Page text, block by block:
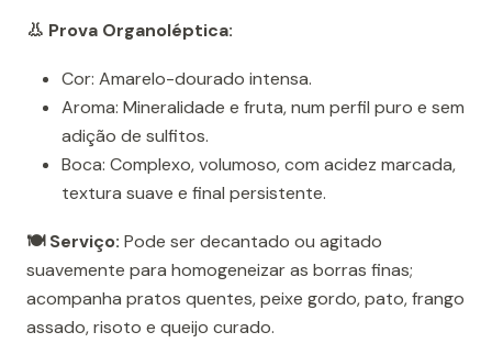
👃 Prova Organoléptica:
Cor: Amarelo-dourado intensa.
Aroma: Mineralidade e fruta, num perfil puro e sem
adição de sulfitos.
Boca: Complexo, volumoso, com acidez marcada,
textura suave e final persistente.
🍽️ Serviço: Pode ser decantado ou agitado
suavemente para homogeneizar as borras finas;
acompanha pratos quentes, peixe gordo, pato, frango
assado, risoto e queijo curado.